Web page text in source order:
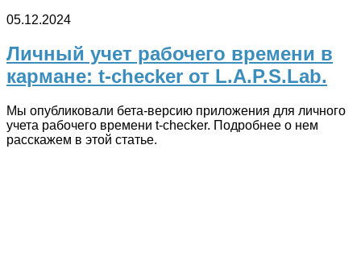
05.12.2024
Личный учет рабочего времени в
кармане: t-checker от L.A.P.S.Lab.
Мы опубликовали бета-версию приложения для личного
учета рабочего времени t-checker. Подробнее о нем
расскажем в этой статье.